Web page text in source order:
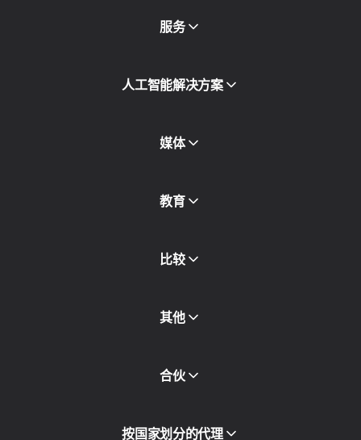
服务
移动代理
住宅代理
代理目录
人工智能解决方案
媒体
博客和文章
合作伙伴
教育
免费书
比较
其他
API访问
集成
合伙
合作伙伴计划
按国家划分的代理